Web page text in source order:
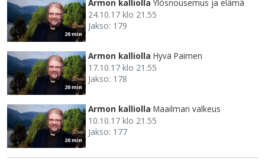
20 min
Armon kalliolla Ylösnousemus ja elämä
24.10.17 klo 21.55
Jakso: 179
20 min
Armon kalliolla Hyvä Paimen
17.10.17 klo 21.55
Jakso: 178
20 min
Armon kalliolla Maailman valkeus
10.10.17 klo 21.55
Jakso: 177